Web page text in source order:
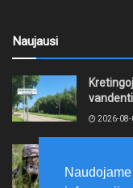
Naujausi
2026-08-
rinktinė